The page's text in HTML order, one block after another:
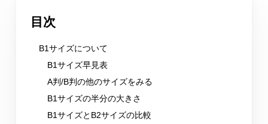
目次
B1サイズについて
B1サイズ早見表
A判/B判の他のサイズをみる
B1サイズの半分の大きさ
B1サイズとB2サイズの比較